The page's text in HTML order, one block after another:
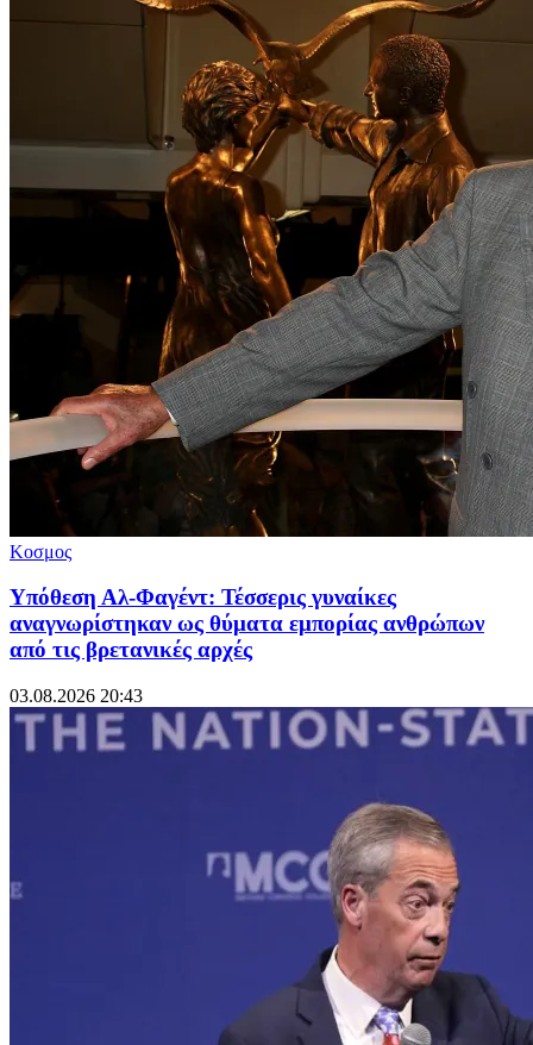
Κοσμος
Υπόθεση Αλ-Φαγέντ: Τέσσερις γυναίκες
αναγνωρίστηκαν ως θύματα εμπορίας ανθρώπων
από τις βρετανικές αρχές
03.08.2026 20:43